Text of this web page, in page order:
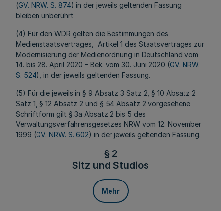
(GV. NRW. S. 874) in der jeweils geltenden Fassung
bleiben unberührt.
(4) Für den WDR gelten die Bestimmungen des
Medienstaatsvertrages, Artikel 1 des Staatsvertrages zur
Modernisierung der Medienordnung in Deutschland vom
14. bis 28. April 2020 – Bek. vom 30. Juni 2020 (GV. NRW.
S. 524), in der jeweils geltenden Fassung.
(5) Für die jeweils in § 9 Absatz 3 Satz 2, § 10 Absatz 2
Satz 1, § 12 Absatz 2 und § 54 Absatz 2 vorgesehene
Schriftform gilt § 3a Absatz 2 bis 5 des
Verwaltungsverfahrensgesetzes NRW vom 12. November
1999 (GV. NRW. S. 602) in der jeweils geltenden Fassung.
§ 2
Sitz und Studios
Mehr